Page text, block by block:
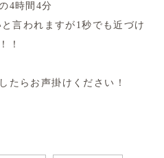
4時間4分
言われますが1秒でも近づけ
！
たらお声掛けください！